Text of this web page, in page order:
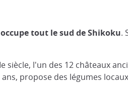
tout le sud de Shikoku.
siècle, l'un des 12 châteaux
propose des légumes